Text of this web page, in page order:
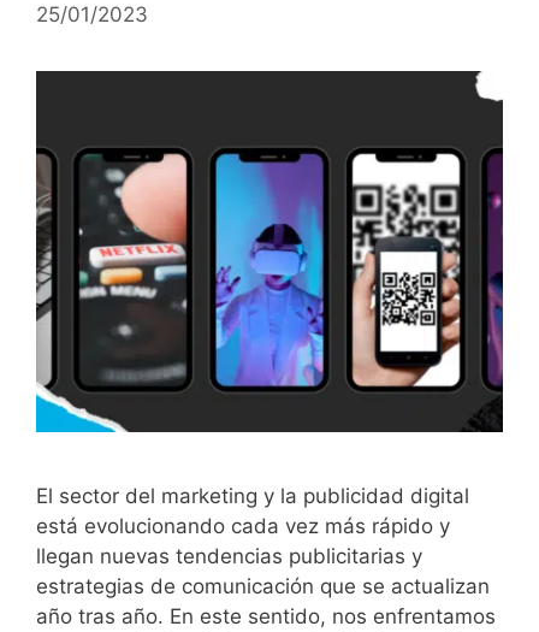
25/01/2023
El sector del marketing y la publicidad digital
está evolucionando cada vez más rápido y
llegan nuevas tendencias publicitarias y
estrategias de comunicación que se actualizan
año tras año. En este sentido, nos enfrentamos